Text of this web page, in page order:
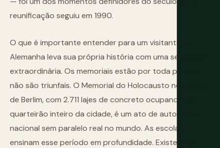
reunificação seguiu em 1990.
O que é importante entender para um visitante: a
Alemanha leva sua própria história com uma seriedade
extraordinária. Os memoriais estão por toda parte e
não são triunfais. O Memorial do Holocausto no centro
de Berlim, com 2.711 lajes de concreto ocupando um
quarteirão inteiro da cidade, é um ato de autoexame
nacional sem paralelo real no mundo. As escolas
ensinam esse período em profundidade. Existem leis